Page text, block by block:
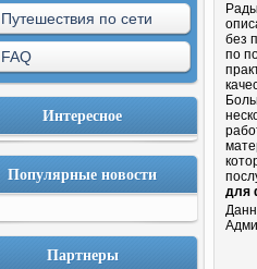
Путешествия по сети
FAQ
Интересное
Популярные новости
Партнеры
без
по
для